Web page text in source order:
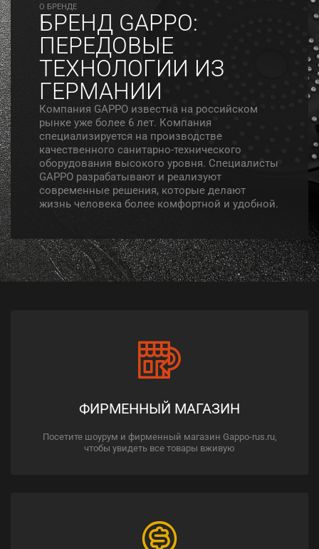
O БРЕНДЕ
БРЕНД GAPPO:
ПЕРЕДОВЫЕ
ТЕХНОЛОГИИ ИЗ
ГЕРМАНИИ
Компания GAPPO известна на российском
рынке уже более 6 лет. Компания
специализируется на производстве
качественного санитарно-технического
оборудования высокого уровня. Специалисты
GAPPO разрабатывают и реализуют
современные решения, которые делают
жизнь человека более комфортной и удобной.
ФИРМЕННЫЙ МАГАЗИН
Посетите шоурум и фирменный магазин Gappo-rus.ru,
чтобы увидеть все товары вживую